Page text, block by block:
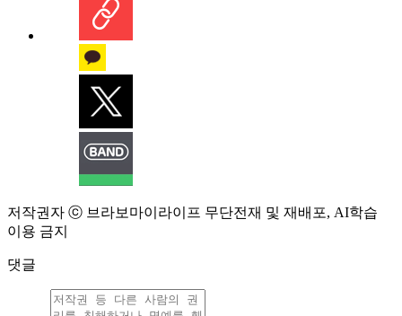
저작권자 ⓒ 브라보마이라이프 무단전재 및 재배포, AI학습
이용 금지
댓글